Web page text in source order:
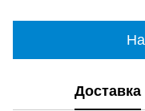
Доставка